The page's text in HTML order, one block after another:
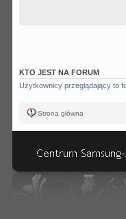
KTO JEST NA FORUM
Użytkownicy przeglądający to
Strona główna